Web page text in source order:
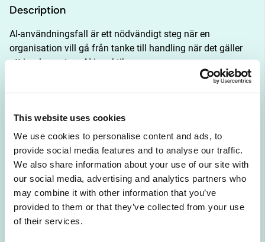
This website uses cookies
We use cookies to personalise content and ads, to
provide social media features and to analyse our traffic.
We also share information about your use of our site with
our social media, advertising and analytics partners who
may combine it with other information that you’ve
provided to them or that they’ve collected from your use
of their services.
Description
AI-användningsfall är ett nödvändigt steg när en
organisation vill gå från tanke till handling när det gäller
att implementera AI i praktiken.
Genom att ta del av resurserna här kan ni öka er
kompetens inom att driva användningsfall.
Att driva användningsfall – från start till mål
Denna videomodul är en inledande introduktion och steg-
för-steg guide till att driva användningsfall från start till
mål.
Användningsfallsbibliotek
Sök, utforska och inspireras av en stor bredd av
användningsfall i AI Swedens användningsfallsbibliotek.